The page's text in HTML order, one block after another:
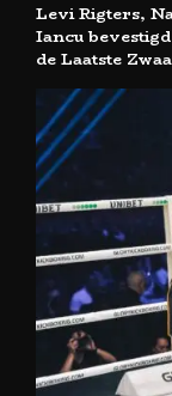
Levi Rigters,
Iancu
de Laatste